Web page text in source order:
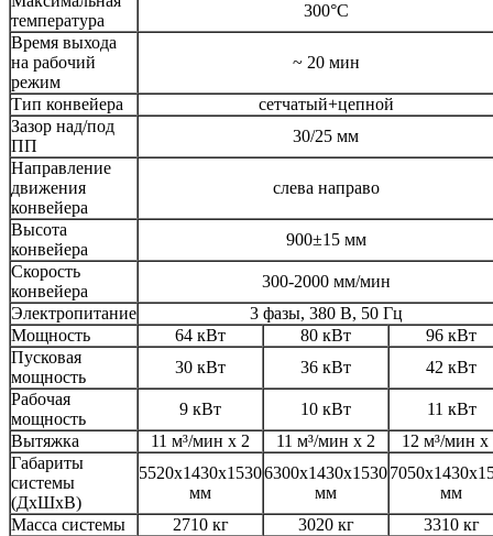
температура
300°С
Время выхода
на рабочий
режим
~ 20 мин
Тип конвейера
сетчатый+цепной
Зазор над/под
ПП
30/25 мм
Направление
движения
конвейера
слева направо
Высота
конвейера
900±15 мм
Скорость
конвейера
300-2000 мм/мин
Электропитание
3 фазы, 380 В, 50 Гц
Мощность
64 кВт 80 кВт
96 кВт
Пусковая
мощность
30 кВт 36 кВт
42 кВт
Рабочая
мощность
9 кВт 10 кВт
11 кВт
Вытяжка
11 м³/мин х 2 11 м³/мин х 2
12 м³/мин х
Габариты
системы
(ДхШхВ)
5520x1430x1530
мм
6300x1430x1530
мм
мм
Масса системы
2710 кг 3020 кг 3310 кг